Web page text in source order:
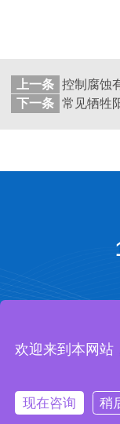
上一条 控制腐蚀
下一条
https://
欢迎来到本网站
现在咨询 稍